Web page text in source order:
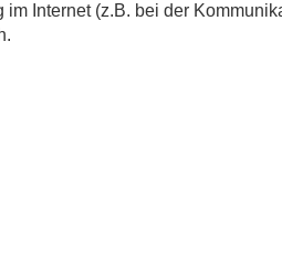
Internet (z.B. bei der